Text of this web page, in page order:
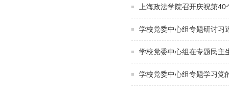
上海政法学院召开庆祝第
学校党委中心组专题研讨习
学校党委中心组在专题民主
学校党委中心组专题学习党